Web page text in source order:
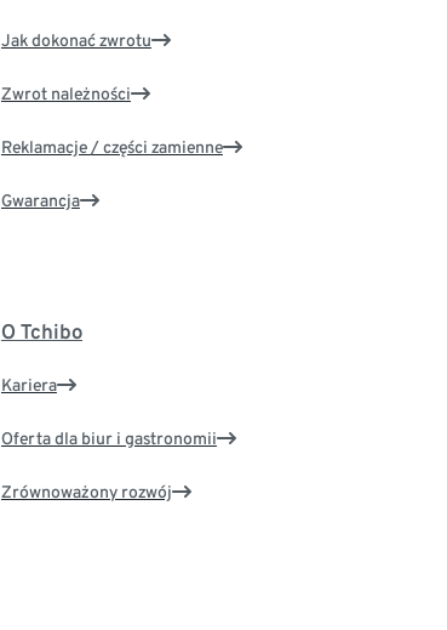
Jak dokonać zwrotu
Zwrot należności
Reklamacje / części zamienne
Gwarancja
O Tchibo
Kariera
Oferta dla biur i gastronomii
Zrównoważony rozwój